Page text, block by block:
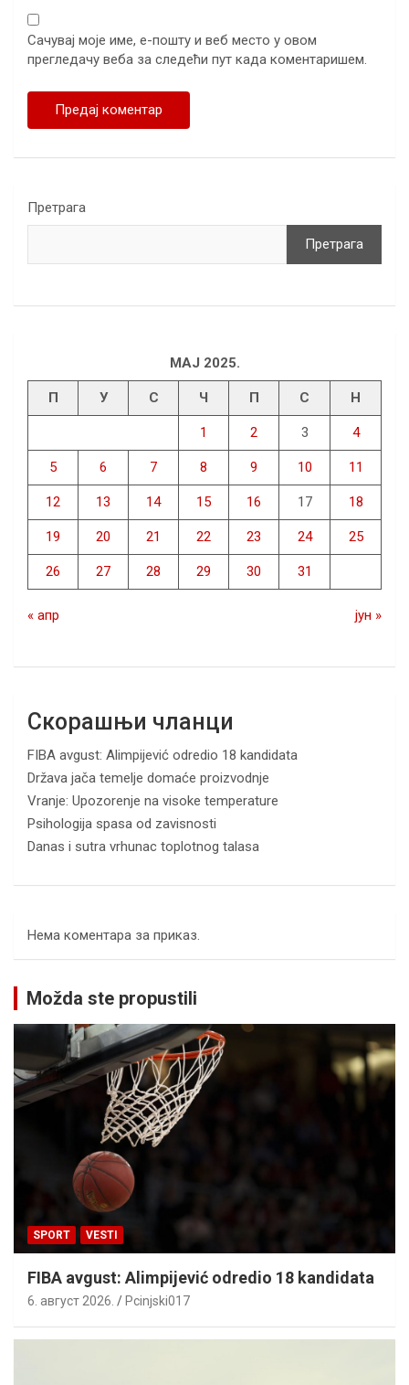
Сачувај моје име, е-пошту и веб место у овом
прегледачу веба за следећи пут када коментаришем.
Претрага
Претрага
МАЈ 2025.
П У С Ч П С Н
1 2 3 4
5 6 7 8 9 10 11
12 13 14 15 16 17 18
19 20 21 22 23 24 25
26 27 28 29 30 31
« апр јун »
Скорашњи чланци
FIBA avgust: Alimpijević odredio 18 kandidata
Država jača temelje domaće proizvodnje
Vranje: Upozorenje na visoke temperature
Psihologija spasa od zavisnosti
Danas i sutra vrhunac toplotnog talasa
Нема коментара за приказ.
Možda ste propustili
SPORT VESTI
FIBA avgust: Alimpijević odredio 18 kandidata
6. август 2026. Pcinjski017